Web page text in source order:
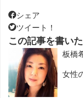
シェア
ツイート！
この記事を書い
板橋
女性